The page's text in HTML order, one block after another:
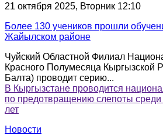
21 октября 2025, Вторник 12:10
Более 130 учеников прошли
Жайылском районе
Чуйский Областной Филиал
Красного Полумесяца Кыргызской
Балта) проводит серию...
В Кыргызстане проводится
по предотвращению слепоты
лет
Новости